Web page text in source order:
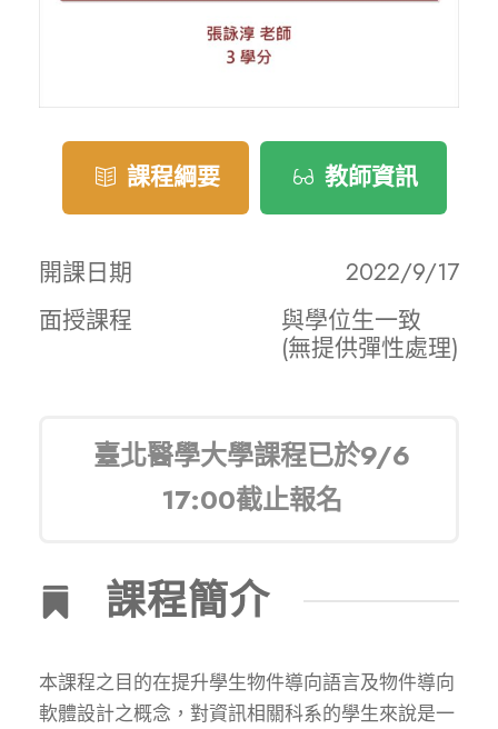
課程綱要 教師資訊
開課日期
2022/9/17
面授課程
與學位生一致
(無提供彈性處理)
臺北醫學大學課程已於9/6
17:00截止報名
課程簡介
本課程之目的在提升學生物件導向語言及物件導向
軟體設計之概念，對資訊相關科系的學生來說是一